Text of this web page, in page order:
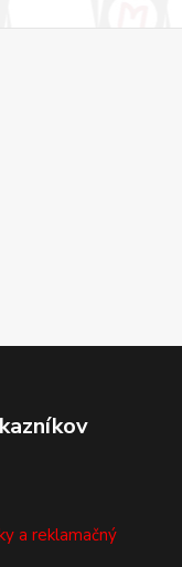
a reklamačný